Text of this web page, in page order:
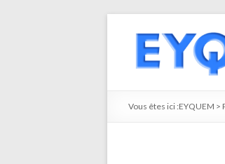
Vous êtes ici :EYQUEM >